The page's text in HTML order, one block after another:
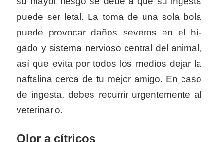
puede ser letal. La toma de una sola bola
puede provocar daños severos en el hí­
gado y sistema nervioso central del animal,
así­ que evita por todos los medios dejar la
naftalina cerca de tu mejor amigo. En caso
de ingesta, debes recurrir urgentemente al
veterinario.
Olor a cítricos